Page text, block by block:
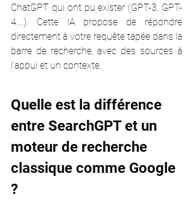
ChatGPT qui ont pu exister (GPT-3, GPT-
4....). Cette IA propose de répondre
directement à votre requête tapée dans la
barre de recherche, avec des sources à
l'appui et un contexte.
Quelle est la différence
entre SearchGPT et un
moteur de recherche
classique comme Google
?